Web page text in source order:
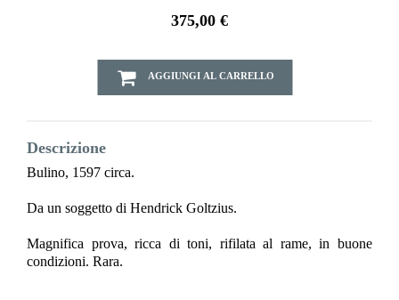
375,00 €
AGGIUNGI AL CARRELLO
Descrizione
Bulino, 1597 circa.
Da un soggetto di Hendrick Goltzius.
Magnifica prova, ricca di toni, rifilata al rame, in buone
condizioni. Rara.